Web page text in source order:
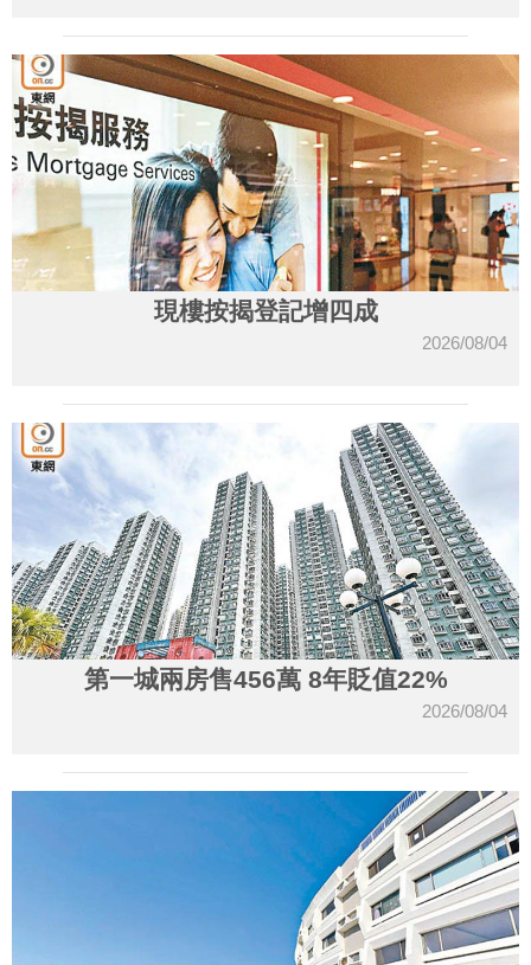
現樓按揭登記增四成
2026/08/04
第一城兩房售456萬 8年貶值22%
2026/08/04